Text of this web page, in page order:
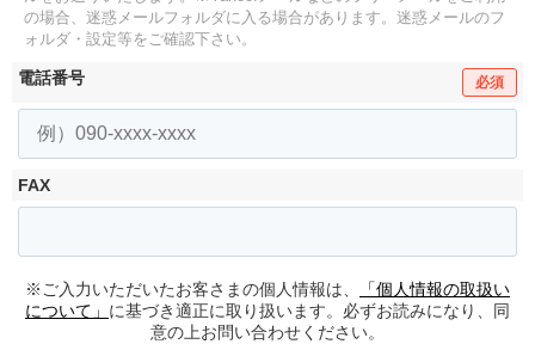
の場合、迷惑メールフォルダに入る場合があります。 迷惑メールのフ
ォルダ・設定等をご確認下さい。
電話番号 必須
FAX
※ご入力いただいたお客さまの個人情報は、
「個人情報の取扱い
について」 に基づき適正に取り扱います。必ずお読みになり、同
意の上お問い合わせください。